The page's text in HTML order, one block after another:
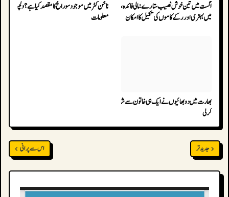
اگست میں تین خوش نصیب ستارے: مالی فائدہ، صحت
میں بہتری اور رکے کاموں کی تکمیل کا امکان
ناخن کٹر میں موجود سوراخ کا مقصد کیا ہے؟ دلچسپ
معلومات
بھارت میں دو بھائیوں نے ایک ہی خاتون سے شادی
کرلی
جدید تر اس سے پرانی